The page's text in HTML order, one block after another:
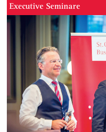
Executive Seminare